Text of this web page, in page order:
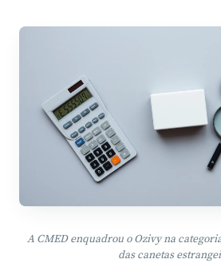
A CMED enquadrou o Ozivy na
das canetas